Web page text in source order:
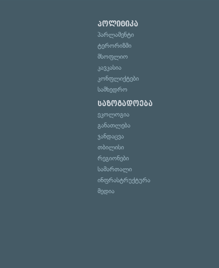
პოლიტიკა
პარლამენტი
ტერორიზმი
მსოფლიო
კავკასია
კონფლიქტები
სამხედრო
საზოგადოება
ეკოლოგია
განათლება
ჯანდაცვა
თბილისი
რეგიონები
სამართალი
ინფრასტრუქტურა
მედია